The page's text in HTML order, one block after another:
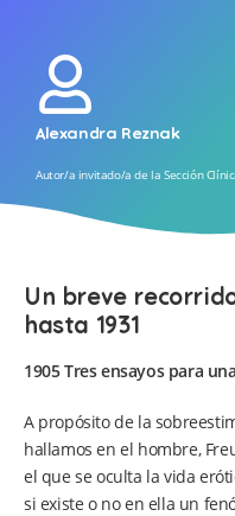
Alexandra Reznak
Autor/a invitado/a de la Sección
Un breve
hasta 1931
1905 Tres ensayos para
A propósito de la
hallamos en el hombre,
el que se oculta la vida
si existe o no en ella un